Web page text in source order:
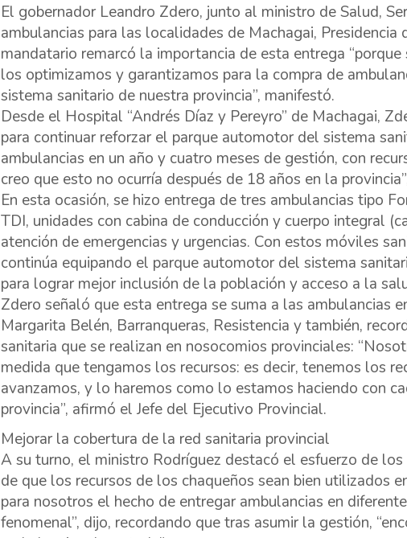
El gobernador Leandro Zdero, junto al ministro de Salud,
ambulancias para las localidades de Machagai, Presidencia
mandatario remarcó la importancia de esta entrega
los optimizamos y garantizamos para la compra de
sistema sanitario de nuestra provincia”, manifestó.
Desde el Hospital “Andrés Díaz y Pereyro” de Machagai,
para continuar reforzar el parque automotor del sistema
ambulancias en un año y cuatro meses de gestión, con
creo que esto no ocurría después de 18 años en la
En esta ocasión, se hizo entrega de tres ambulancias tipo
TDI, unidades con cabina de conducción y cuerpo integral
atención de emergencias y urgencias. Con estos móviles
continúa equipando el parque automotor del sistema
para lograr mejor inclusión de la población y acceso a la
Zdero señaló que esta entrega se suma a las ambulancias
Margarita Belén, Barranqueras, Resistencia y también,
sanitaria que se realizan en nosocomios provinciales:
medida que tengamos los recursos: es decir, tenemos los
avanzamos, y lo haremos como lo estamos haciendo con
provincia”, afirmó el Jefe del Ejecutivo Provincial.
Mejorar la cobertura de la red sanitaria provincial
A su turno, el ministro Rodríguez destacó el esfuerzo de
de que los recursos de los chaqueños sean bien utilizados
para nosotros el hecho de entregar ambulancias en
fenomenal”, dijo, recordando que tras asumir la gestión,